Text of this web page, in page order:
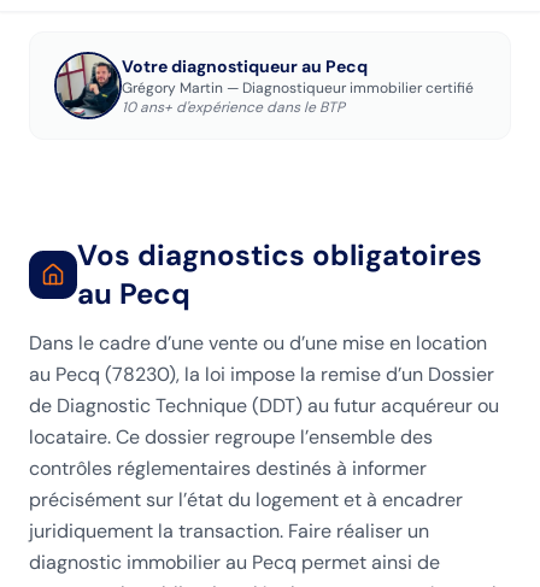
Votre diagnostiqueurau Pecq
Grégory Martin — Diagnostiqueur immobilier certifié
10 ans+ d'expérience dans le BTP
Vos diagnostics obligatoires
au Pecq
Dans le cadre d’une vente ou d’une mise en location
au Pecq (78230), la loi impose la remise d’un Dossier
de Diagnostic Technique (DDT) au futur acquéreur ou
locataire. Ce dossier regroupe l’ensemble des
contrôles réglementaires destinés à informer
précisément sur l’état du logement et à encadrer
juridiquement la transaction. Faire réaliser un
diagnostic immobilier au Pecq permet ainsi de